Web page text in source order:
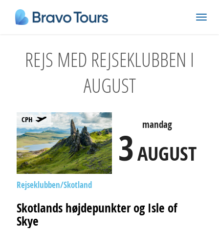
REJS MED REJSEKLUBBEN I
AUGUST
CPH mandag
3AUGUST
Rejseklubben Skotland
Skotlands højdepunkter og Isle of
Skye